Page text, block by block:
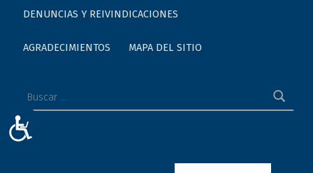
DENUNCIAS Y REIVINDICACIONES
AGRADECIMIENTOS MAPA DEL SITIO